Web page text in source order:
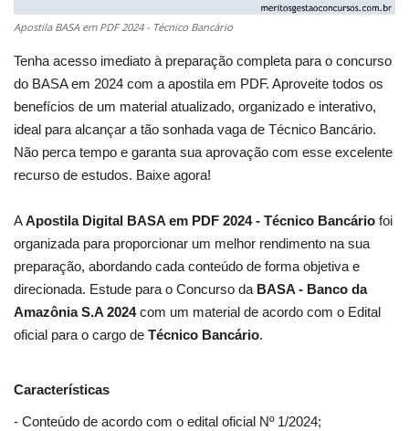
Apostila BASA em PDF 2024 - Técnico Bancário
Tenha acesso imediato à preparação completa para o concurso
do BASA em 2024 com a apostila em PDF. Aproveite todos os
benefícios de um material atualizado, organizado e interativo,
ideal para alcançar a tão sonhada vaga de Técnico Bancário.
Não perca tempo e garanta sua aprovação com esse excelente
recurso de estudos. Baixe agora!
AApostila Digital BASA em PDF 2024 - Técnico Bancário foi
organizada para proporcionar um melhor rendimento na sua
preparação, abordando cada conteúdo de forma objetiva e
direcionada. Estude para o Concurso da BASA - Banco da
Amazônia S.A 2024com um material de acordo com o Edital
oficial para o cargo de Técnico Bancário.
Características
- Conteúdo de acordo com o edital oficial Nº 1/2024;